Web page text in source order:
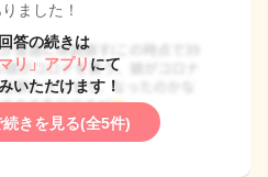
ました！
答の続きは
リ」アプリ にて
いただけます！
きを見る(全5件)